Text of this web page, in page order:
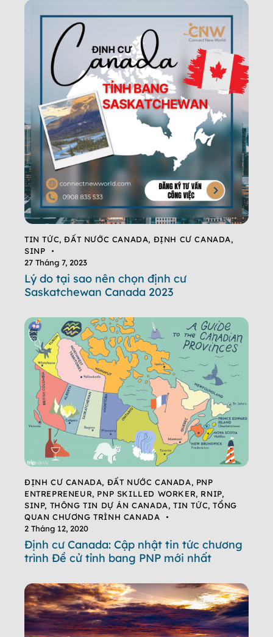
TIN TỨC,ĐẤT NƯỚC CANADA, ĐỊNH CƯ CANADA,
SINP
27 Tháng 7, 2023
Lý do tại sao nên chọn định cư
Saskatchewan Canada 2023
ĐỊNH CƯ CANADA, ĐẤT NƯỚC CANADA, PNP
ENTREPRENEUR, PNP SKILLED WORKER, RNIP,
SINP, THÔNG TIN DỰ ÁN CANADA,TIN TỨC,TỔNG
QUAN CHƯƠNG TRÌNH CANADA
2 Tháng 12, 2020
Định cư Canada: Cập nhật tin tức chương
trình Đề cử tỉnh bang PNP mới nhất